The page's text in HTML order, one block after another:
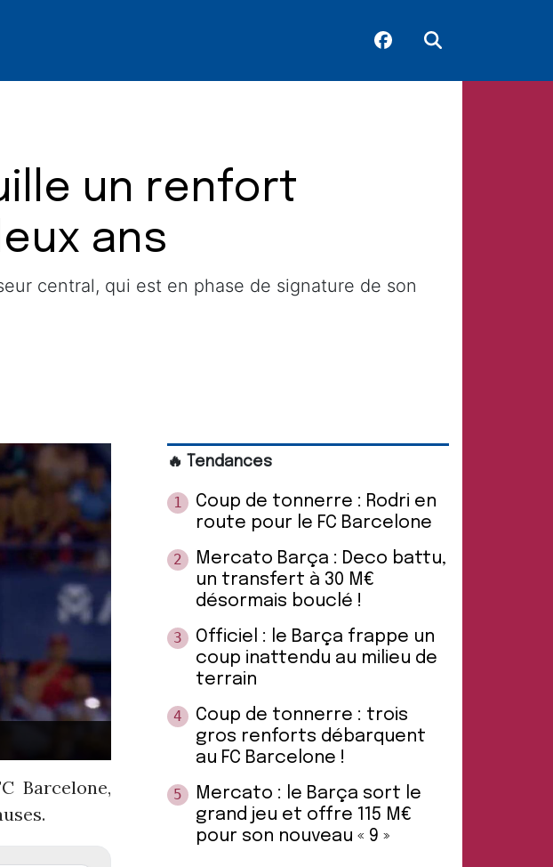
un renfort
ans
central, qui est en phase de signature de son
Barcelone,
🔥 Tendances
1
Coup de tonnerre : Rodri en
route pour le FC Barcelone
2
Mercato Barça : Deco battu,
un transfert à 30 M€
désormais bouclé !
3
Officiel : le Barça frappe un
coup inattendu au milieu de
terrain
4
Coup de tonnerre : trois
gros renforts débarquent
au FC Barcelone !
5
Mercato : le Barça sort le
grand jeu et offre 115 M€
pour son nouveau « 9 »